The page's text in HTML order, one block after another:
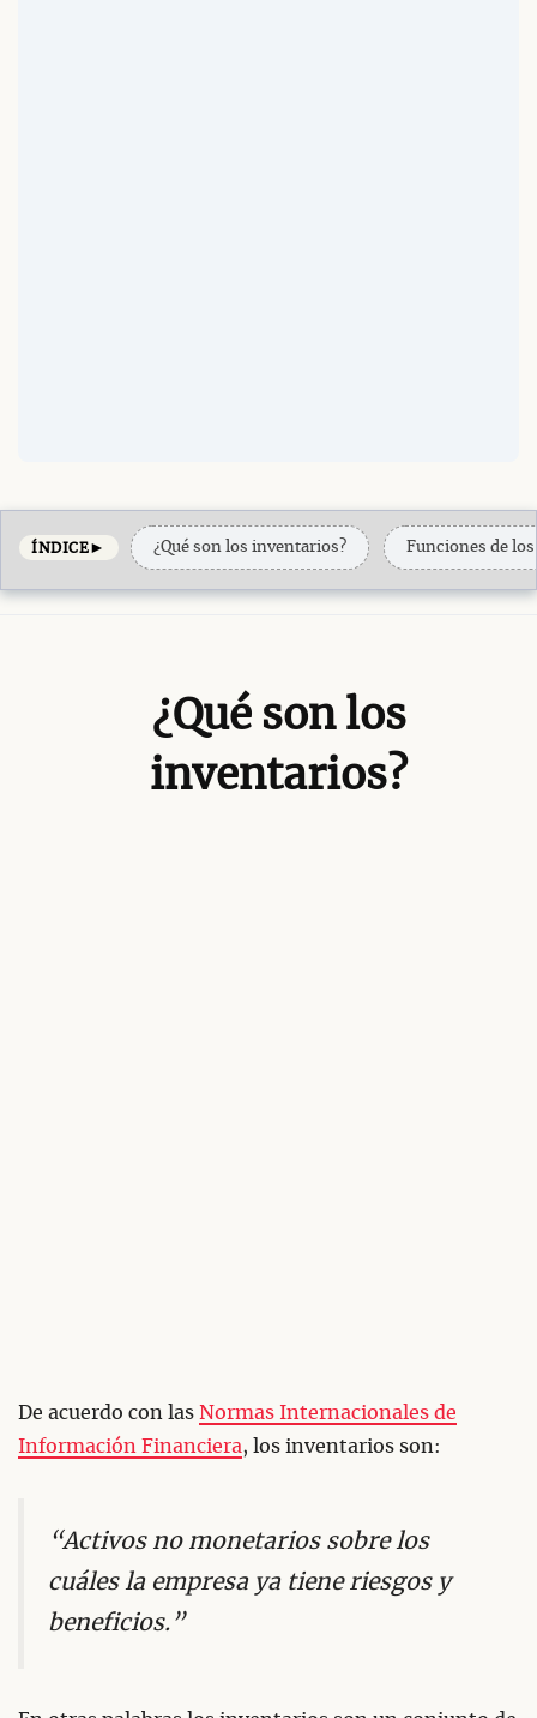
ÍNDICE► ¿Qué son los inventarios? Funciones de
¿Qué son los
inventarios?
De acuerdo con las Normas Internacionales de
Información Financiera, los inventarios son:
“Activos no monetarios sobre los
cuáles la empresa ya tiene riesgos y
beneficios.”